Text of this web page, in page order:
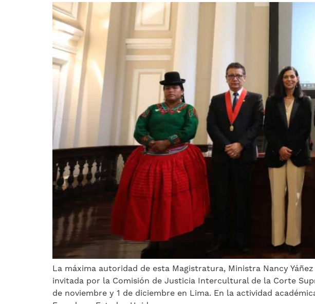
La máxima autoridad de esta Magistratura, Ministra Nancy
invitada por la Comisión de Justicia Intercultural de la Corte
de noviembre y 1 de diciembre en Lima. En la actividad